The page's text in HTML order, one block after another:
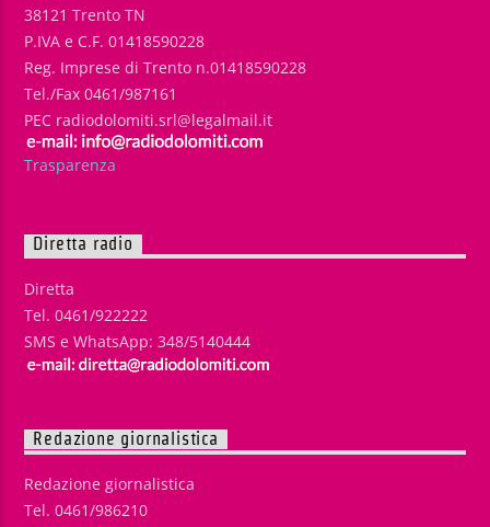
38121 Trento TN
P.IVA e C.F. 01418590228
Reg. Imprese di Trento n.01418590228
Tel./Fax 0461/987161
PEC radiodolomiti.srl@legalmail.it
Trasparenza
Diretta radio
Diretta
Tel. 0461/922222
SMS e WhatsApp: 348/5140444
Redazione giornalistica
Redazione giornalistica
Tel. 0461/986210